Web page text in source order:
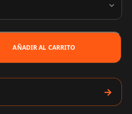
AÑADIR AL CARRITO